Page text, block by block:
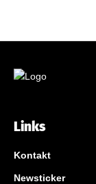
Links
Kontakt
Newsticker